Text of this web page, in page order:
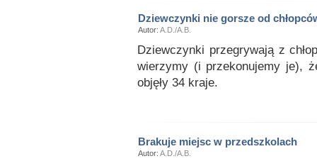
Dziewczynki nie gorsze od
Autor: A.D./A.B.
Dziewczynki przegrywają z
wierzymy (i przekonujemy je),
objęły 34 kraje.
Brakuje miejsc w przedszkolach
Autor: A.D./A.B.